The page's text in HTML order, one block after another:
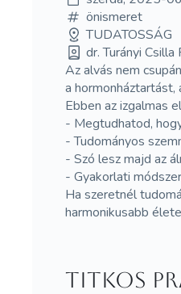
önismeret
TUDATOSSÁG
dr. Turányi Csilla
Az alvás nem
a hormonháztartást,
Ebben az izgalmas
- Megtudhatod,
- Tudományos
- Szó lesz majd az
- Gyakorlati
Ha szeretnél
harmonikusabb
Titkos